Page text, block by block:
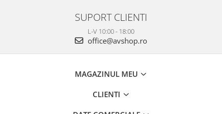
SUPORT CLIENTI
L-V 10:00 - 18:00
office@avshop.ro
MAGAZINUL MEU
CLIENTI